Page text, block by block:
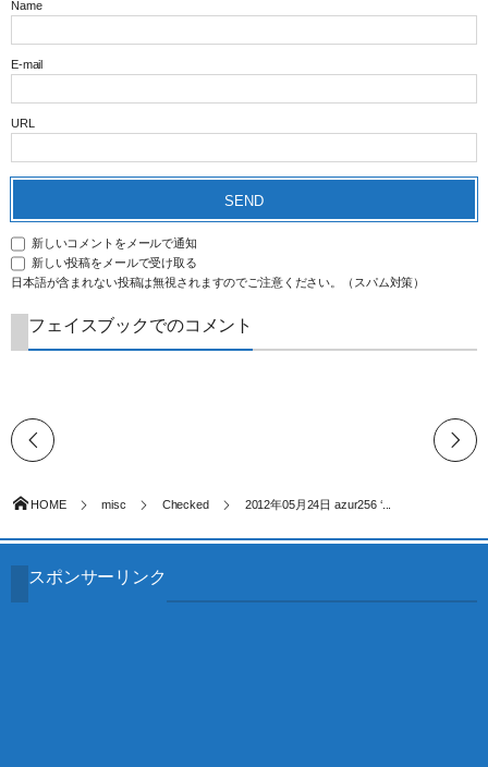
Name
E-mail
URL
新しいコメントをメールで通知
新しい投稿をメールで受け取る
日本語が含まれない投稿は無視されますのでご注意ください。（スパム対策）
フェイスブックでのコメント
HOME misc Checked 2012年05月24日 azur256 ‘...
スポンサーリンク